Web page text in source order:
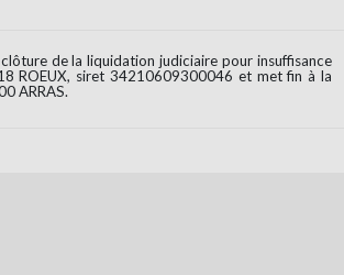
de la liquidation judiciaire pour insuffisance
ROEUX, siret 34210609300046 et met fin à la
ARRAS.